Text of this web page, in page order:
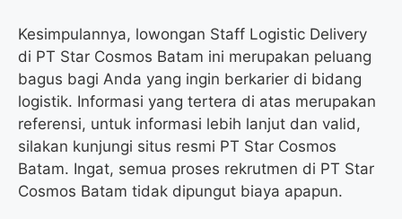
Kesimpulannya, lowongan Staff Logistic Delivery
di PT Star Cosmos Batam ini merupakan peluang
bagus bagi Anda yang ingin berkarier di bidang
logistik. Informasi yang tertera di atas merupakan
referensi, untuk informasi lebih lanjut dan valid,
silakan kunjungi situs resmi PT Star Cosmos
Batam. Ingat, semua proses rekrutmen di PT Star
Cosmos Batam tidak dipungut biaya apapun.